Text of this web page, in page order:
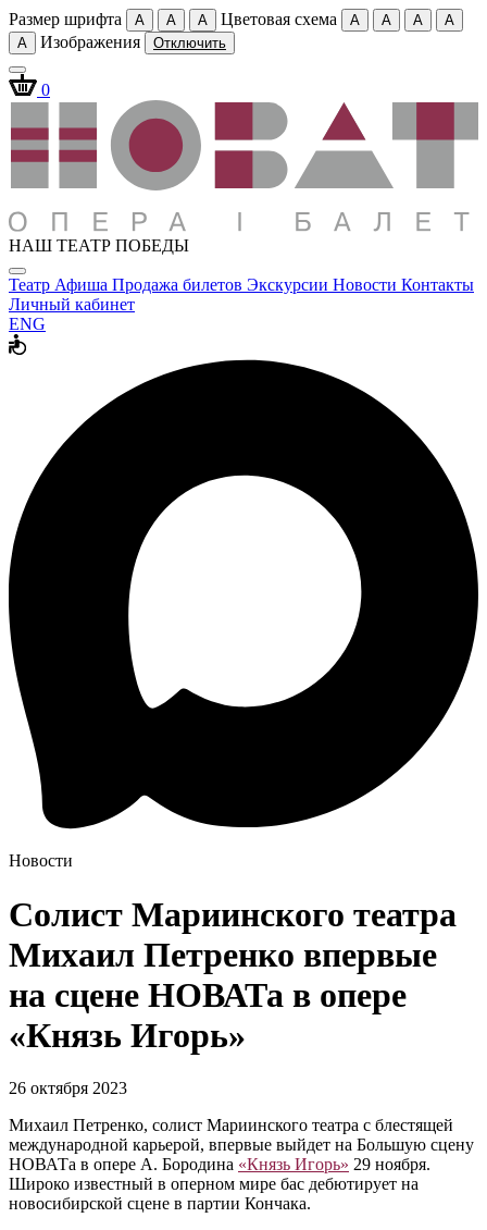
Размер шрифта A A A Цветовая схема A A A
A
A
Изображения Отключить
0
НАШ ТЕАТР ПОБЕДЫ
Театр Афиша Продажа билетов Экскурсии Новости Контакты
Личный кабинет
ENG
Новости
Солист Мариинского театра
Михаил Петренко впервые
на сцене НОВАТа в опере
«Князь Игорь»
26 октября 2023
Михаил Петренко, солист Мариинского театра с блестящей
международной карьерой, впервые выйдет на Большую сцену
НОВАТа в опере А. Бородина «Князь Игорь» 29 ноября.
Широко известный в оперном мире бас дебютирует на
новосибирской сцене в партии Кончака.